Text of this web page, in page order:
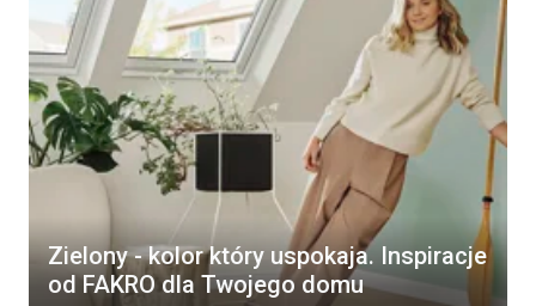
Zielony - kolor który uspokaja. Inspiracje
od FAKRO dla Twojego domu